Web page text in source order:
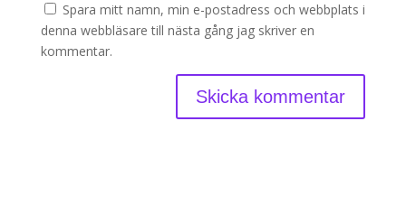
Spara mitt namn, min e-postadress och webbplats i
denna webbläsare till nästa gång jag skriver en
kommentar.